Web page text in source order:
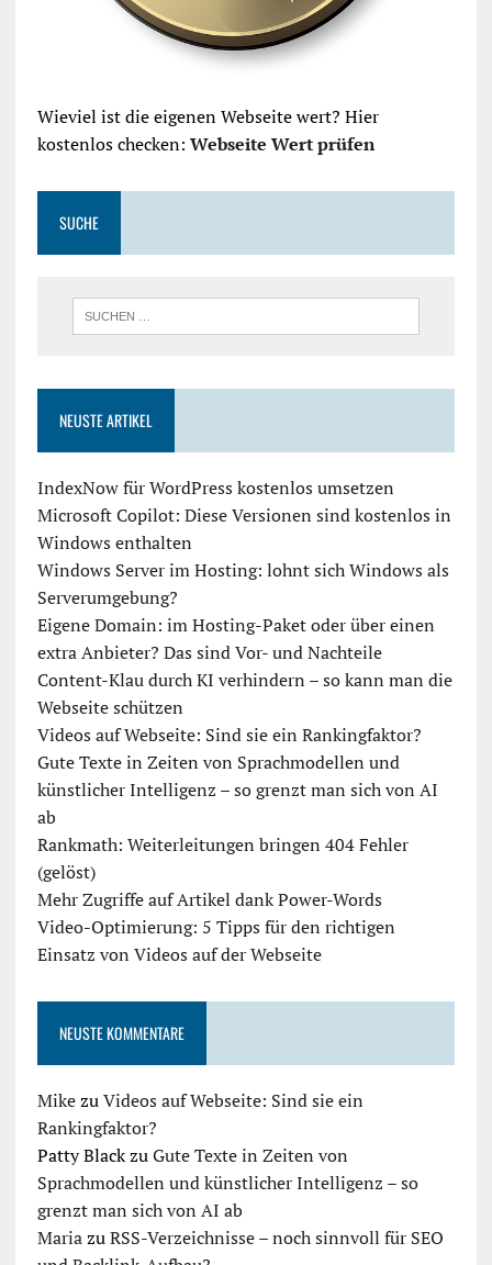
Wieviel ist die eigenen Webseite wert? Hier
kostenlos checken: Webseite Wert prüfen
SUCHE
NEUSTE ARTIKEL
IndexNow für WordPress kostenlos umsetzen
Microsoft Copilot: Diese Versionen sind kostenlos in
Windows enthalten
Windows Server im Hosting: lohnt sich Windows als
Serverumgebung?
Eigene Domain: im Hosting-Paket oder über einen
extra Anbieter? Das sind Vor- und Nachteile
Content-Klau durch KI verhindern – so kann man die
Webseite schützen
Videos auf Webseite: Sind sie ein Rankingfaktor?
Gute Texte in Zeiten von Sprachmodellen und
künstlicher Intelligenz – so grenzt man sich von AI
ab
Rankmath: Weiterleitungen bringen 404 Fehler
(gelöst)
Mehr Zugriffe auf Artikel dank Power-Words
Video-Optimierung: 5 Tipps für den richtigen
Einsatz von Videos auf der Webseite
NEUSTE KOMMENTARE
MikezuVideos auf Webseite: Sind sie ein
Rankingfaktor?
Patty BlackzuGute Texte in Zeiten von
Sprachmodellen und künstlicher Intelligenz – so
grenzt man sich von AI ab
MariazuRSS-Verzeichnisse – noch sinnvoll für SEO